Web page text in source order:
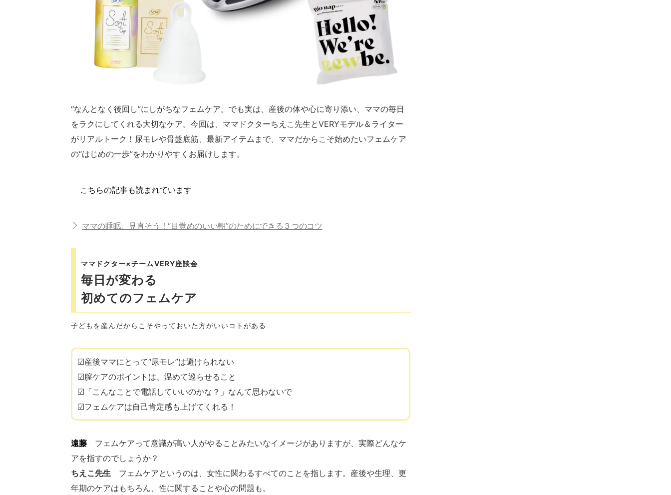
“なんとなく後回し”にしがちなフェムケア。でも実は、産後の体や心に寄り添い、ママの毎日
をラクにしてくれる大切なケア。今回は、ママドクターちえこ先生とVERYモデル＆ライター
がリアルトーク！尿モレや骨盤底筋、最新アイテムまで、ママだからこそ始めたいフェムケア
の“はじめの一歩”をわかりやすくお届けします。
こちらの記事も読まれています
ママの睡眠、見直そう！“目覚めのいい朝”のためにできる３つのコツ
ママドクター×チームVERY座談会
毎日が変わる
初めてのフェムケア
子どもを産んだからこそやっておいた方がいいコトがある
☑︎産後ママにとって“尿モレ”は避けられない
☑︎膣ケアのポイントは、温めて巡らせること
☑︎「こんなことで電話していいのかな？」なんて思わないで
☑︎フェムケアは自己肯定感も上げてくれる！
遠藤 フェムケアって意識が高い人がやることみたいなイメージがありますが、実際どんなケ
アを指すのでしょうか？
ちえこ先生 フェムケアというのは、女性に関わるすべてのことを指します。産後や生理、更
年期のケアはもちろん、性に関することや心の問題も。